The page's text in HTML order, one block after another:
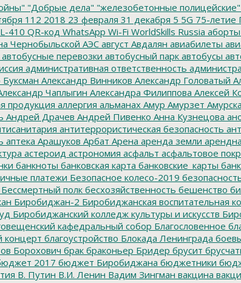
"Добрые дела" "железобетонные полицейские"
112 2018 23 февраля 31 декабря 5 5G 75-
L-410 QR-код WhatsApp Wi-Fi WorldSkills Russia аборты
Чернобыльской АЭС август Авдалян авиабилеты
автобусные перевозки автобусный парк автобусы
административная ответственность
Александр Винников Александр Головатый
Чаплыгин Александра Филиппова Алексей
продукция аллергия альманах Амур Амурзет
Андрей Драчев Андрей Пивенко Анна Кузнецова
антитеррористическая безопасность
аптека Арашуков Арбат Арена аренда земли
астероид астрономия асфальт асфальтовое
банкноты банковская карта банковские_карты
платежи Безопасное колесо-2019
Бессмертный полк бесхозяйственность бешенство
Биробиджан-2 Биробиджанская воспитательная
Биробиджанский колледж культуры и искусств
кафедральный собор Благословенное
концерт благоустройство Блокада Ленинграда
Борохович брак браконьер Бридер брусит
2017 бюджет Биробиджана бюджетники
В. Путин В.И. Ленин Вадим Зингман вакцина